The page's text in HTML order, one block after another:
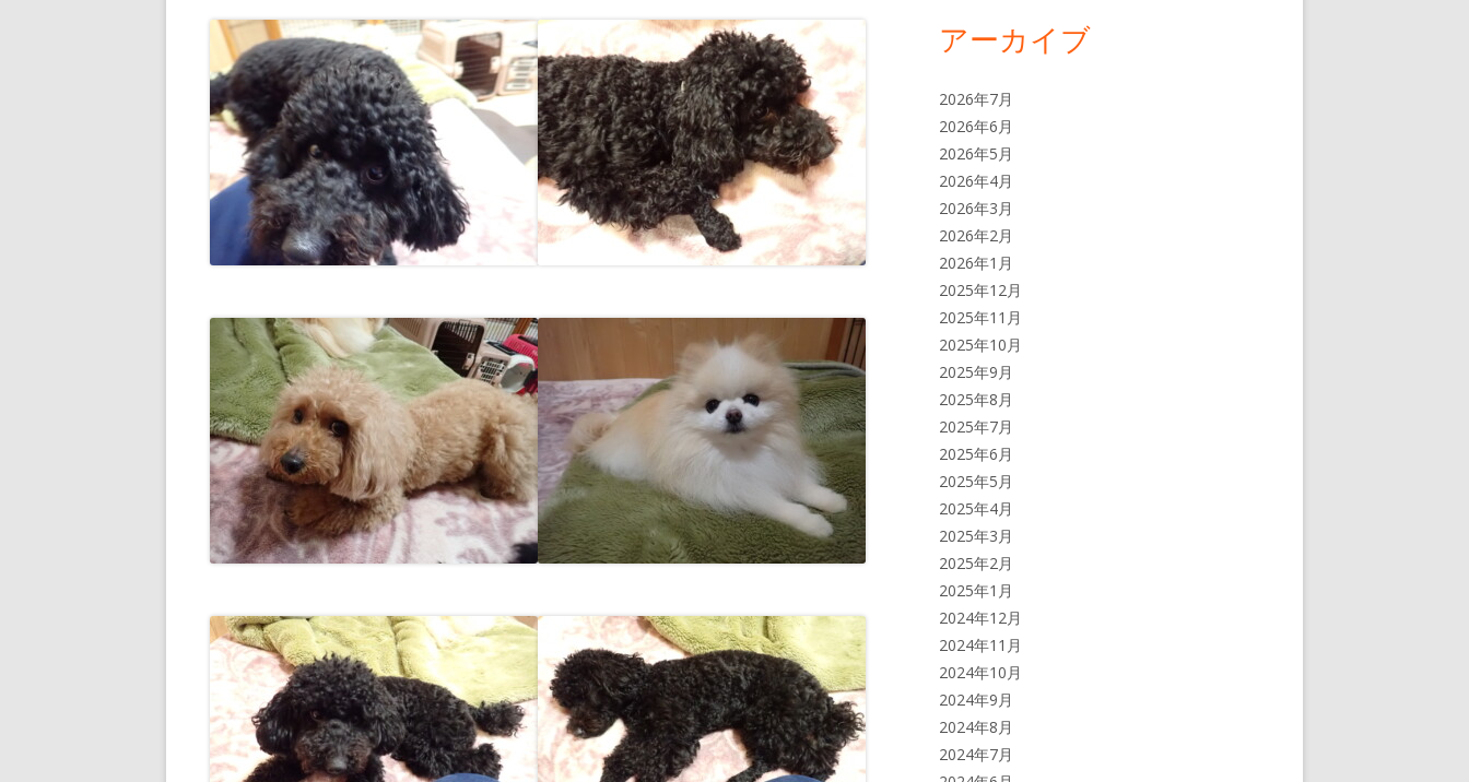
アーカイブ
2026年7月
2026年6月
2026年5月
2026年4月
2026年3月
2026年2月
2026年1月
2025年12月
2025年11月
2025年10月
2025年9月
2025年8月
2025年7月
2025年6月
2025年5月
2025年4月
2025年3月
2025年2月
2025年1月
2024年12月
2024年11月
2024年10月
2024年9月
2024年8月
2024年7月